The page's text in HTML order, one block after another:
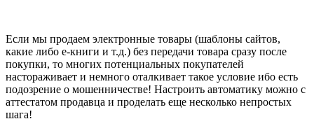
Если мы продаем электронные товары (шаблоны сайтов,
какие либо е-книги и т.д.) без передачи товара сразу после
покупки, то многих потенциальных покупателей
настораживает и немного оталкивает такое условие ибо есть
подозрение о мошенничестве! Настроить автоматику можно с
аттестатом продавца и проделать еще несколько непростых
шага!